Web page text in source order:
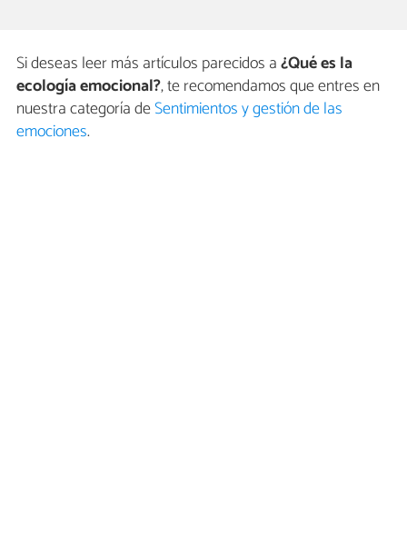
Si deseas leer más artículos parecidos a¿Qué es la
ecología emocional?, te recomendamos que entres en
nuestra categoría deSentimientos y gestión de las
emociones.